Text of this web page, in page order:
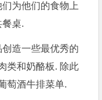
为他们的食物上
桌.
造一些最优秀的
类和奶酪板. 除此
萄酒牛排菜单.